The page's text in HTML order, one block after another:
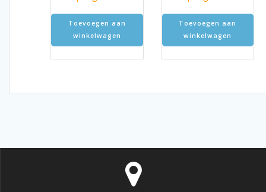
Toevoegen aan
winkelwagen
Toevoegen aan
winkelwagen